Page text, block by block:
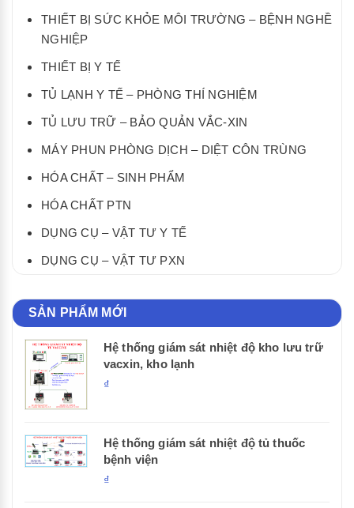
THIẾT BỊ SỨC KHỎE MÔI TRƯỜNG – BỆNH NGHỀ
NGHIỆP
THIẾT BỊ Y TẾ
TỦ LẠNH Y TẾ – PHÒNG THÍ NGHIỆM
TỦ LƯU TRỮ – BẢO QUẢN VẮC-XIN
MÁY PHUN PHÒNG DỊCH – DIỆT CÔN TRÙNG
HÓA CHẤT – SINH PHẨM
HÓA CHẤT PTN
DỤNG CỤ – VẬT TƯ Y TẾ
DỤNG CỤ – VẬT TƯ PXN
SẢN PHẨM MỚI
Hệ thống giám sát nhiệt độ kho lưu trữ
vacxin, kho lạnh
₫
Hệ thống giám sát nhiệt độ tủ thuốc
bệnh viện
₫